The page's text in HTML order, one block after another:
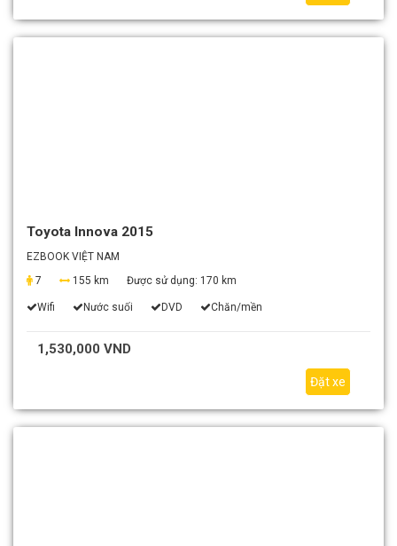
Toyota Innova 2015
EZBOOK VIỆT NAM
7
155 km Được sử dụng: 170 km
Wifi Nước suối DVD Chăn/mền
1,530,000 VND
Đặt xe